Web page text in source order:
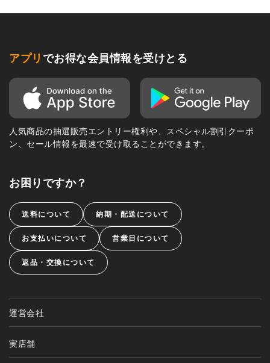
アプリ でお得な会員情報を受けとる
人気商品の抽選販売エントリー権利や、スペシャル割引クーポ
ン、セール情報を最速で受け取ることができます。
お困りですか？
送料について 納期・配送について
お支払いについて 営業日について
返品・交換について
運営会社
実店舗